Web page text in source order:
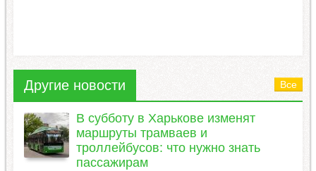
Другие новости Все
В субботу в Харькове изменят
маршруты трамваев и
троллейбусов: что нужно знать
пассажирам